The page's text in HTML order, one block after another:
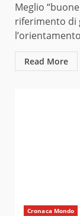
Meglio
riferimento di
Read More
Cronaca Mondo